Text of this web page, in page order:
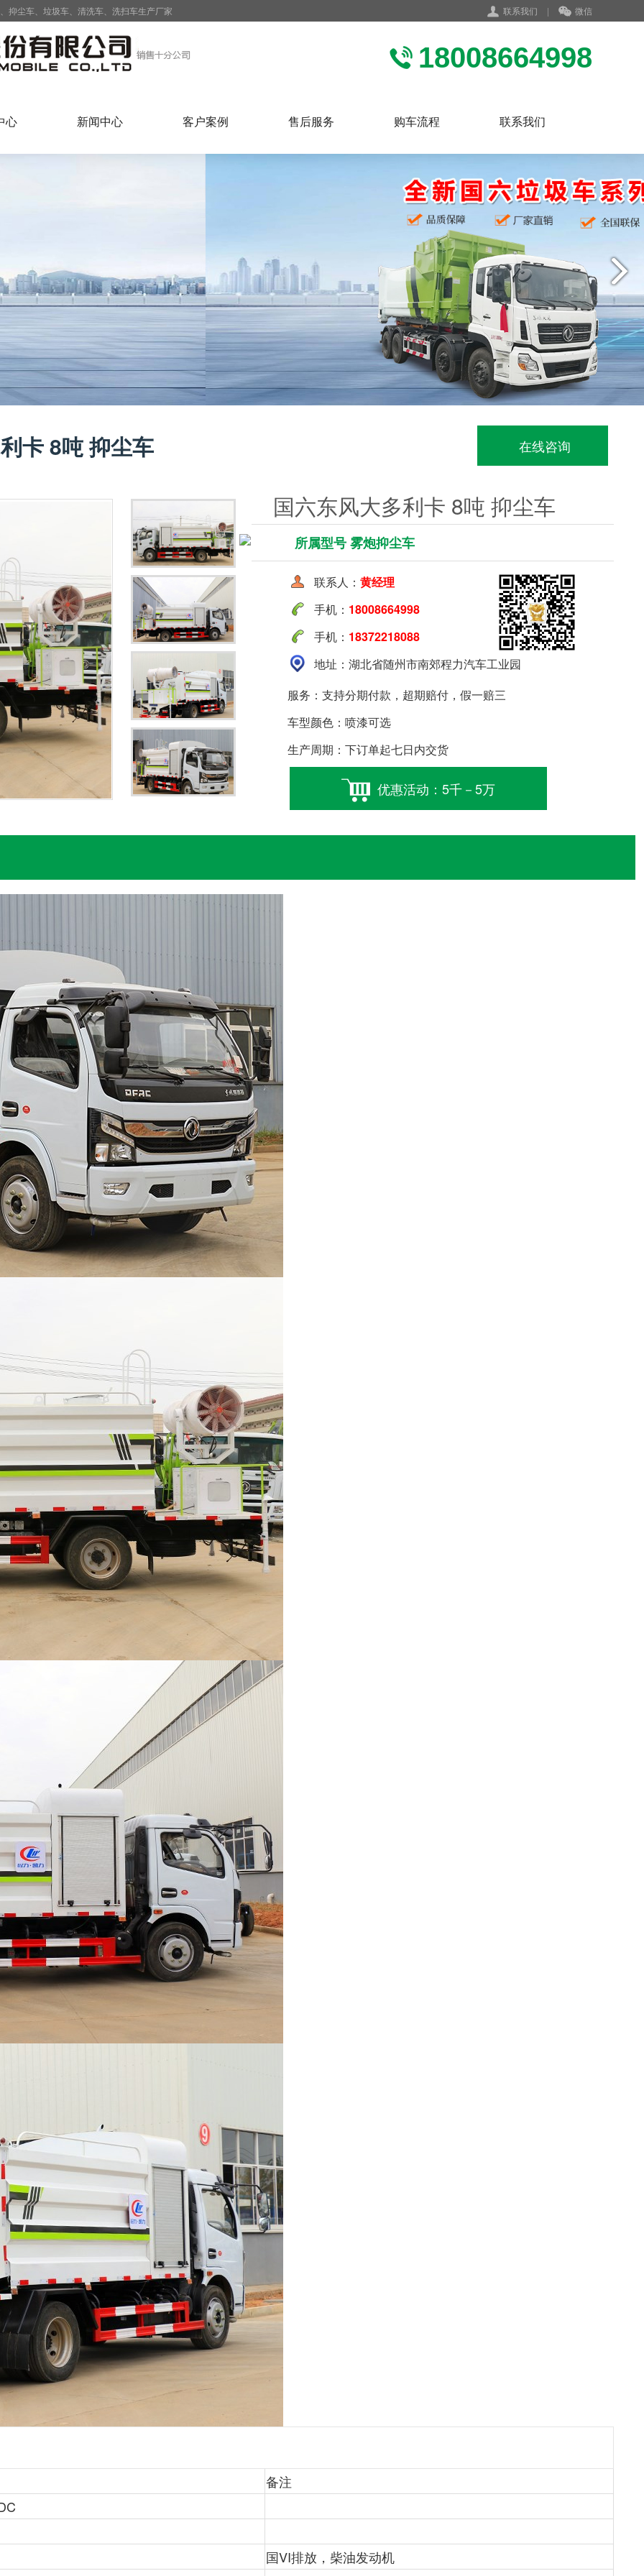
联系我们 | 微信
抑尘车、垃圾车、清洗车、洗扫车生产厂家
18008664998
心 新闻中心 客户案例 售后服务 购车流程 联系我们
卡 8吨 抑尘车 在线咨询
国六东风大多利卡 8吨 抑尘车
所属型号 雾炮抑尘车
联系人： 黄经理
手机： 18008664998
手机： 18372218088
要购车就扫我
地址：湖北省随州市南郊程力汽车工业园
服务：支持分期付款，超期赔付，假一赔三
车型颜色：喷漆可选
生产周期：下订单起七日内交货
优惠活动：5千－5万
备注
国VI排放，柴油发动机